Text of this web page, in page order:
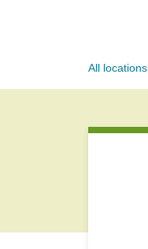
All locations